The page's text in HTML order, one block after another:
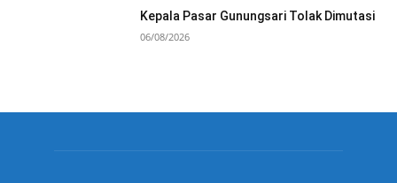
Kepala Pasar Gunungsari Tolak Dimutasi
06/08/2026